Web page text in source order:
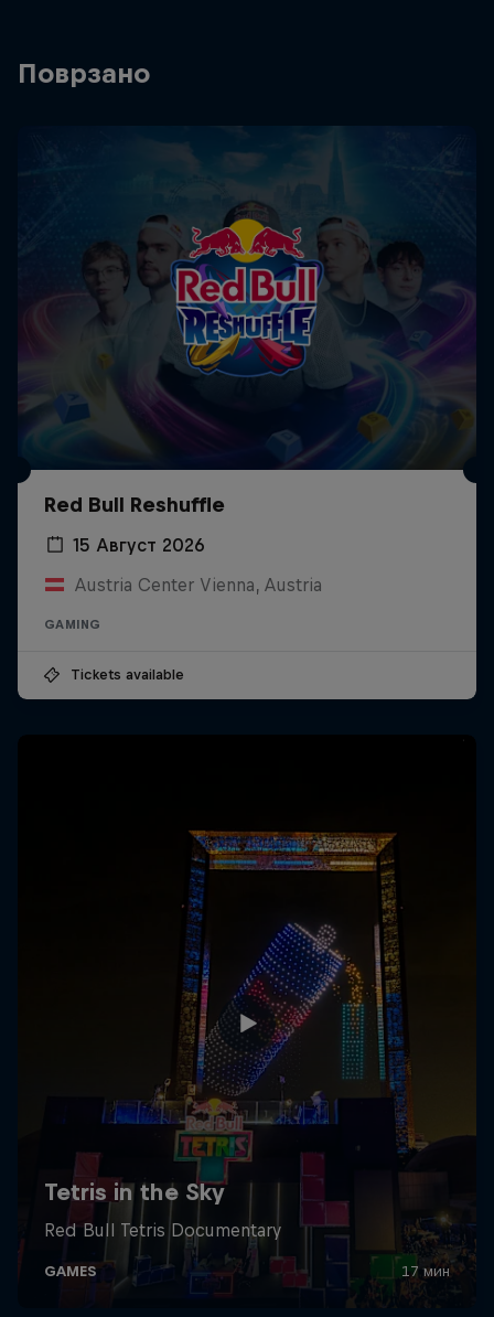
Поврзано
Red Bull Reshuffle
15 Август 2026
Austria Center Vienna, Austria
GAMING
Tickets available